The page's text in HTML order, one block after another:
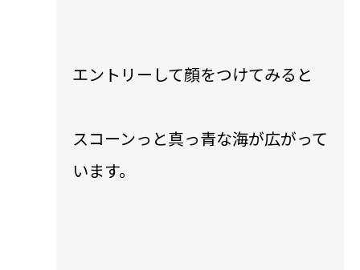
エントリーして顔をつけてみると
スコーンっと真っ青な海が広がって
います。